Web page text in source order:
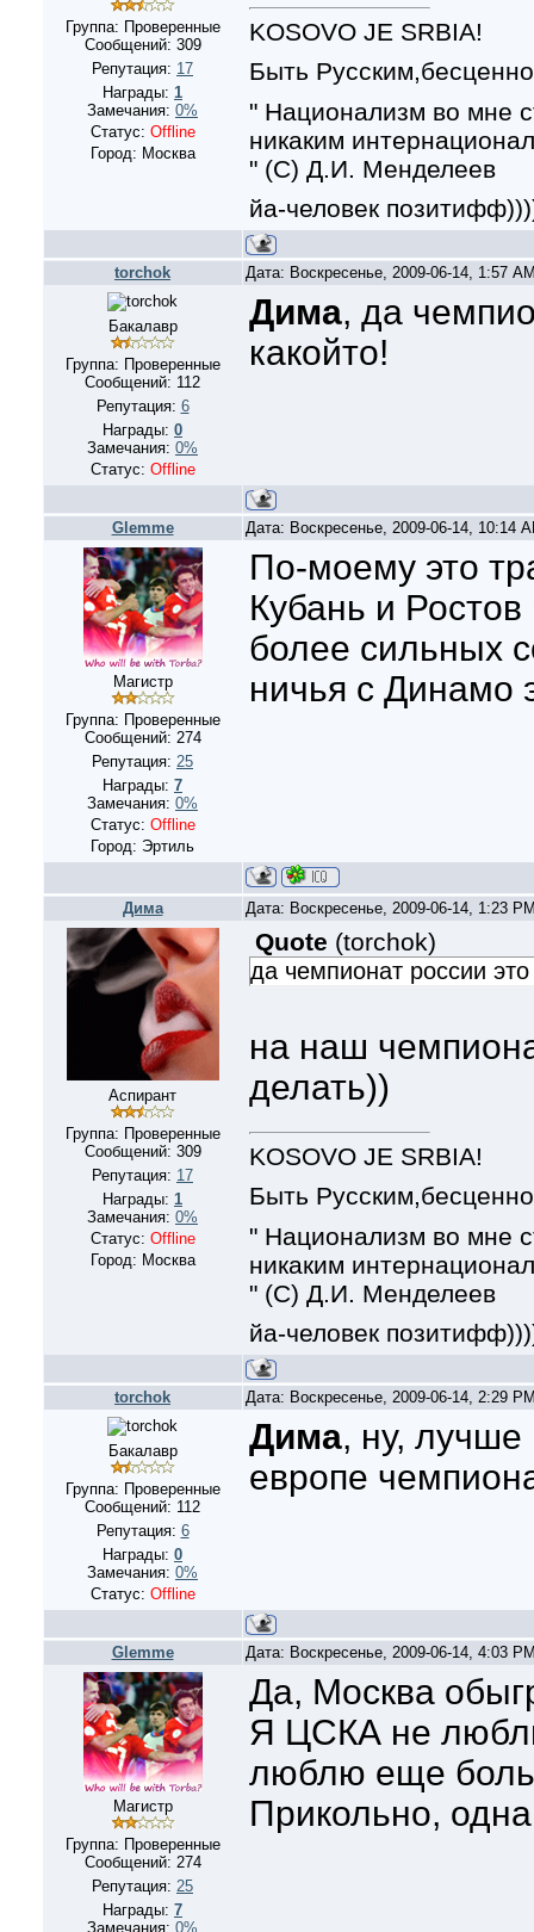
Группа: Проверенные
Сообщений: 309
Репутация: 17
Награды: 1
Замечания: 0%
Статус: Offline
Город: Москва
KOSOVO JE SRBIA!
Быть
" Национализм во мне
никаким
" (С) Д.И. Менделеев
йа-человек
torchok Дата: Воскресенье, 2009-06-14, 1:57
Бакалавр
Группа: Проверенные
Сообщений: 112
Репутация: 6
Награды: 0
Замечания: 0%
Статус: Offline
Дима, да
какойто!
Glemme Дата: Воскресенье, 2009-06-14, 10:14
Магистр
Группа: Проверенные
Сообщений: 274
Репутация: 25
Награды: 7
Замечания: 0%
Статус: Offline
Город: Эртиль
По-моему это
Кубань и
более сильных
ничья с Динамо
Дима Дата: Воскресенье, 2009-06-14, 1:23
Аспирант
Группа: Проверенные
Сообщений: 309
Репутация: 17
Награды: 1
Замечания: 0%
Статус: Offline
Город: Москва
Quote (torchok)
да чемпионат россии
на наш
делать))
KOSOVO JE SRBIA!
Быть
" Национализм во мне
никаким
" (С) Д.И. Менделеев
йа-человек
torchok Дата: Воскресенье, 2009-06-14, 2:29
Бакалавр
Группа: Проверенные
Сообщений: 112
Репутация: 6
Награды: 0
Замечания: 0%
Статус: Offline
Дима, ну, лучше
европе
Glemme Дата: Воскресенье, 2009-06-14, 4:03
Магистр
Группа: Проверенные
Сообщений: 274
Репутация: 25
Награды: 7
Замечания: 0%
Да, Москва
Я ЦСКА не
люблю еще
Прикольно,